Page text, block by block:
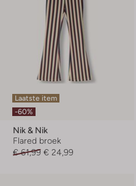
Laatste item
-60%
Nik & Nik
Flared broek
€ 61,99 € 24,99